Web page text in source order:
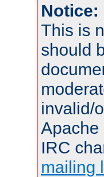
Notice:
This is
should
invalid/
Apache
IRC
mailing